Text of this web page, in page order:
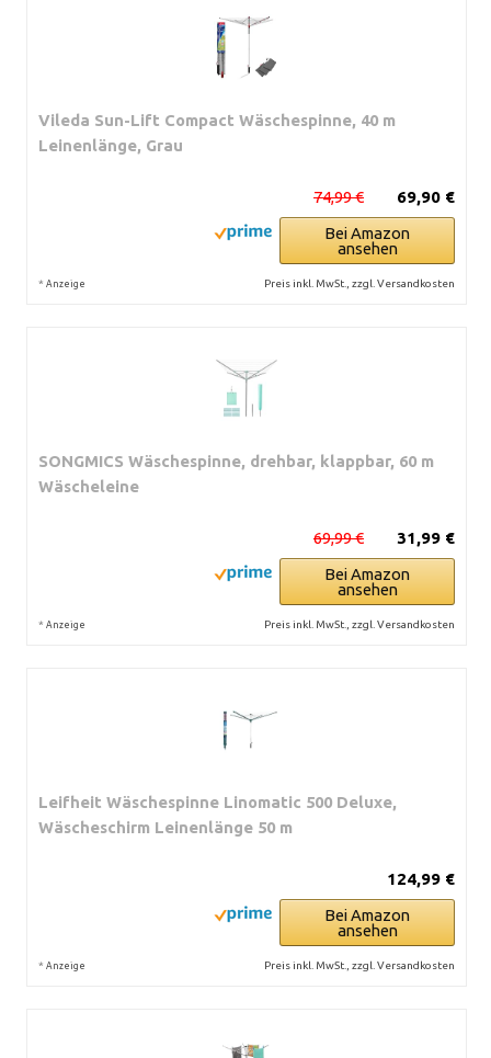
Vileda Sun-Lift Compact Wäschespinne, 40 m
Leinenlänge, Grau
69,90 €
74,99 €
Bei Amazon
ansehen
* Anzeige Preis inkl. MwSt., zzgl. Versandkosten
SONGMICS Wäschespinne, drehbar, klappbar, 60 m
Wäscheleine
31,99 €
69,99 €
Bei Amazon
ansehen
* Anzeige Preis inkl. MwSt., zzgl. Versandkosten
Leifheit Wäschespinne Linomatic 500 Deluxe,
Wäscheschirm Leinenlänge 50 m
124,99 €
Bei Amazon
ansehen
* Anzeige Preis inkl. MwSt., zzgl. Versandkosten